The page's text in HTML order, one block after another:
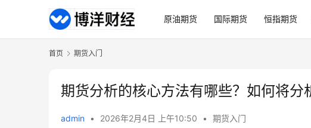
原油期货 国际期货 恒指期货
首页 期货入门
期货分析的核心方法有哪些？如何将分
admin • 2026年2月4日 上午10:50 • 期货入门